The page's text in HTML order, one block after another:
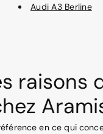
Audi A3 Berline
raisons
en ce qui